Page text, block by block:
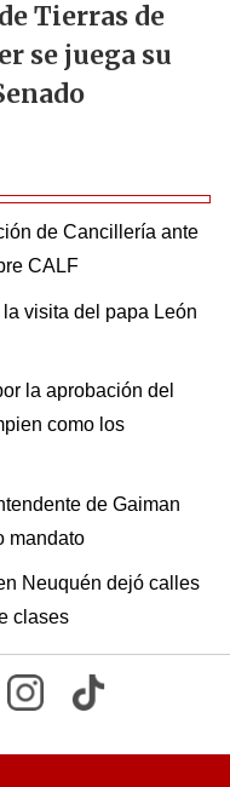
Tierras de
se juega su
de Cancillería ante
CALF
visita del papa León
la aprobación del
como los
de Gaiman
mandato
Neuquén dejó calles
clases